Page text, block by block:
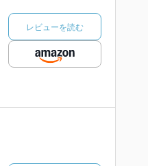
レビューを読む